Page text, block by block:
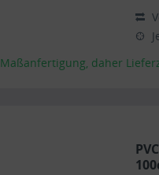
Maßanfertigung, daher